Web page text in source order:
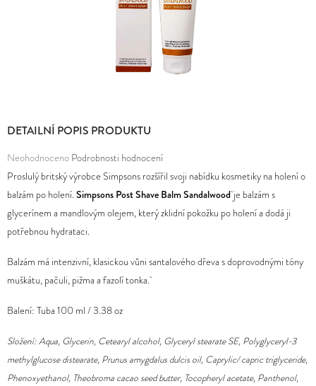
DETAILNÍ POPIS PRODUKTU
Průměrné
hodnocení
produktu
je
0,0
5
hvězdiček.
Neohodnoceno Podrobnosti hodnocení
Proslulý britský výrobce Simpsons rozšířil svoji nabídku kosmetiky na holení o
balzám po holení. Simpsons Post Shave Balm Sandalwoodje balzám s
glycerínem a mandlovým olejem, který zklidní pokožku po holení a dodá ji
potřebnou hydrataci.
Balzám má intenzivní, klasickou vůni santalového dřeva s doprovodnými tóny
muškátu, pačuli, pižma a fazolí tonka.
Balení: Tuba 100 ml / 3.38 oz
Složení:Aqua, Glycerin, Cetearyl alcohol, Glyceryl stearate SE, Polyglyceryl-3
methylglucose distearate, Prunus amygdalus dulcis oil, Caprylic/ capric triglyceride,
Phenoxyethanol, Theobroma cacao seed butter, Tocopheryl acetate, Panthenol,
D
O
P
O
R
U
Č
J
E
M
E